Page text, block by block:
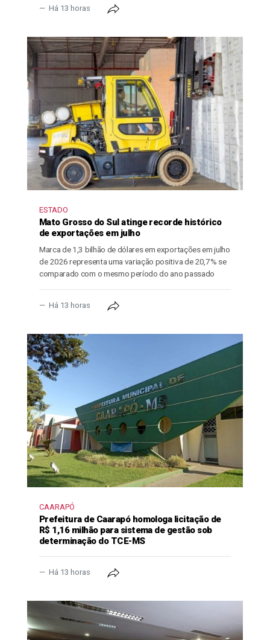
Há 13 horas
ESTADO
Mato Grosso do Sul atinge recorde histórico
de exportações em julho
Marca de 1,3 bilhão de dólares em exportações em julho
de 2026 representa uma variação positiva de 20,7% se
comparado com o mesmo período do ano passado
Há 13 horas
CAARAPÓ
Prefeitura de Caarapó homologa licitação de
R$ 1,16 milhão para sistema de gestão sob
determinação do TCE-MS
Há 13 horas